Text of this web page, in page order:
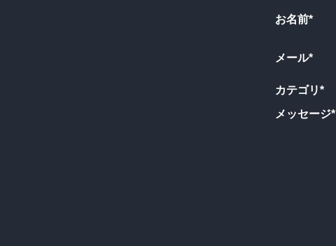
お名前*
メール*
カテゴリ*
メッセージ*